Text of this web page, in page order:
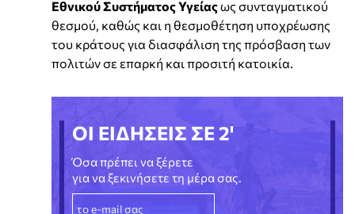
Εθνικού Συστήματος Υγείαςως συνταγματικού
θεσμού, καθώς και η θεσμοθέτηση υποχρέωσης
του κράτους για διασφάλιση της πρόσβαση των
πολιτών σε επαρκή και προσιτή κατοικία.
ΟΙ ΕΙΔΗΣΕΙΣ ΣΕ 2'
Όσα πρέπει να ξέρετε
για να ξεκινήσετε τη μέρα σας.